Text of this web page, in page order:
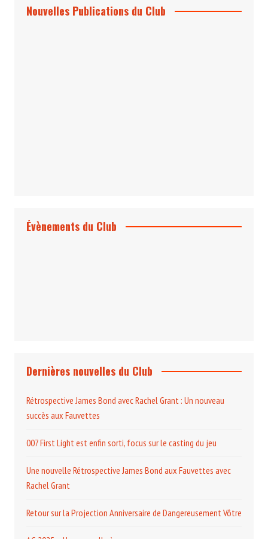
Nouvelles Publications du Club
Évènements du Club
Dernières nouvelles du Club
Rétrospective James Bond avec Rachel Grant : Un nouveau
succès aux Fauvettes
007 First Light est enfin sorti, focus sur le casting du jeu
Une nouvelle Rétrospective James Bond aux Fauvettes avec
Rachel Grant
Retour sur la Projection Anniversaire de Dangereusement Vôtre